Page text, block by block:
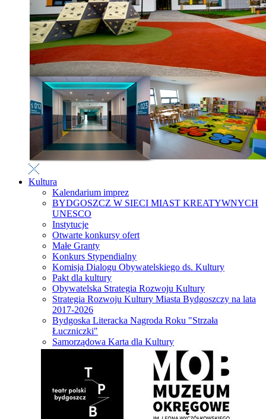
Kultura
Kalendarium imprez
BYDGOSZCZ W SIECI MIAST KREATYWNYCH
UNESCO
Instytucje
Otwarte konkursy ofert
Małe Granty
Konkurs Stypendialny
Komisja Dialogu Obywatelskiego ds. Kultury
Pakt dla kultury
Obywatelska Strategia Rozwoju Kultury
Strategia Rozwoju Kultury Miasta Bydgoszczy na lata
2017-2026
Bydgoska Literacka Nagroda Roku "Strzała
Łuczniczki"
Samorządowa Karta dla Kultury